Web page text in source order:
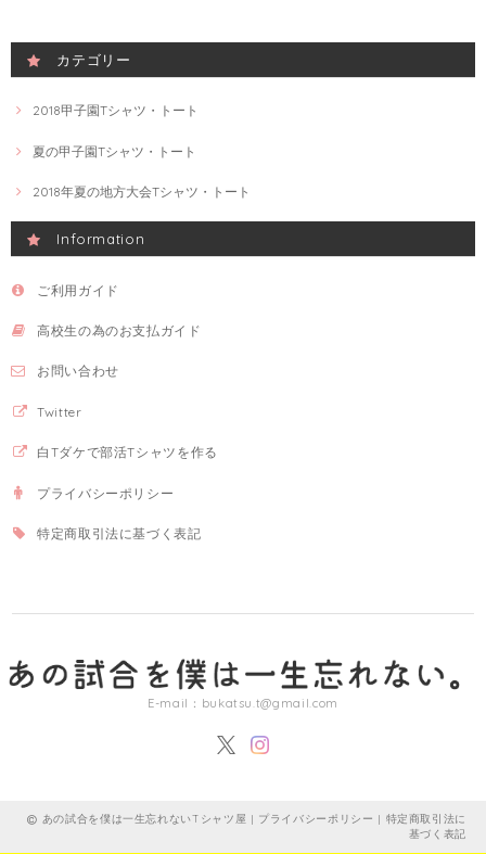
カテゴリー
2018甲子園Tシャツ・トート
夏の甲子園Tシャツ・トート
2018年夏の地方大会Tシャツ・トート
Information
ご利用ガイド
高校生の為のお支払ガイド
お問い合わせ
Twitter
白Tダケで部活Tシャツを作る
プライバシーポリシー
特定商取引法に基づく表記
E-mail： bukatsu.t@gmail.com
あの試合を僕は一生忘れないTシャツ屋 | プライバシーポリシー | 特定商取引法に
基づく表記